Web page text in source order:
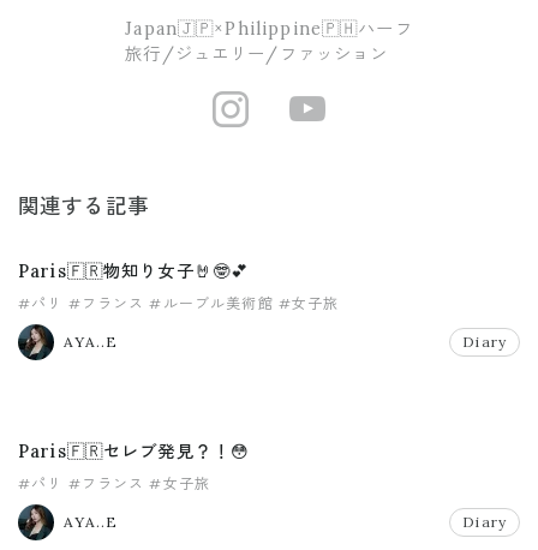
Japan🇯🇵×Philippine🇵🇭ハーフ
旅行/ジュエリー/ファッション
https://
関連する記事
Paris🇫🇷物知り女子🤘🤓💕
#パリ #フランス #ルーブル美術館 #女子旅
AYA..E Diary
Paris🇫🇷セレブ発見？！😳
#パリ #フランス #女子旅
AYA..E Diary